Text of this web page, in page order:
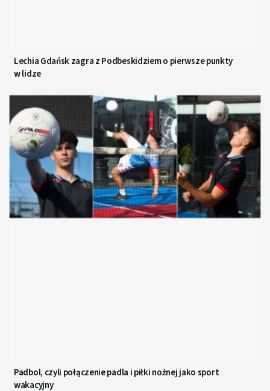
Lechia Gdańsk zagra z Podbeskidziem o pierwsze punkty
w lidze
Padbol, czyli połączenie padla i piłki nożnej jako sport
wakacyjny